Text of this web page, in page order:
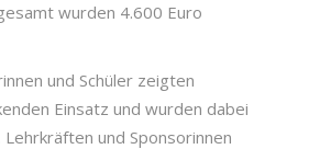
wurden 4.600 Euro
und Schüler zeigten
Einsatz und wurden dabei
und Sponsorinnen